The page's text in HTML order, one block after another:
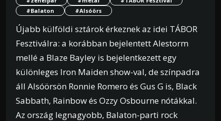
#Balaton
#Alsóörs
Újabb külföldi sztárok érkeznek az idei TÁBOR
Fesztiválra: a korábban bejelentett Alestorm
mellé a Blaze Bayley is bejelentkezett egy
különleges Iron Maiden show-val, de színpadra
áll Alsóörsön Ronnie Romero és Gus G is, Black
Sabbath, Rainbow és Ozzy Osbourne nótákkal.
Az ország legnagyobb, Balaton-parti rock